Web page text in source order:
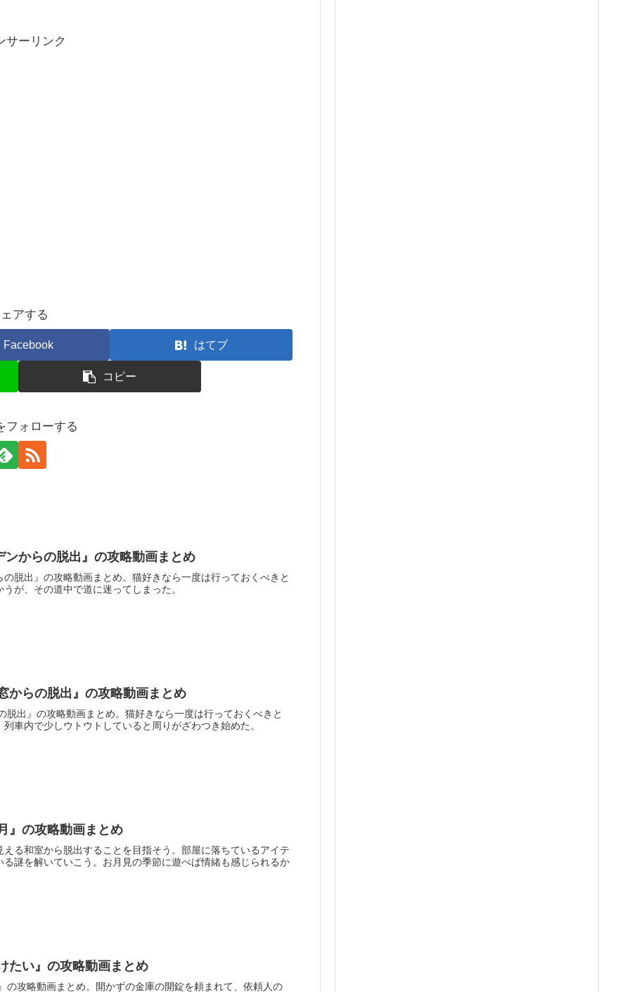
サーリンク
アする
Facebook はてブ
コピー
フォローする
ンからの脱出』の攻略動画まとめ
脱出』の攻略動画まとめ。猫好きなら一度は行っておくべきと
が、その道中で道に迷ってしまった。
からの脱出』の攻略動画まとめ
脱出』の攻略動画まとめ。猫好きなら一度は行っておくべきと
車内で少しウトウトしていると周りがざわつき始めた。
』の攻略動画まとめ
る和室から脱出することを目指そう。部屋に落ちているアイテ
謎を解いていこう。お月見の季節に遊べば情緒も感じられるか
たい』の攻略動画まとめ
の攻略動画まとめ。開かずの金庫の開錠を頼まれて、依頼人の